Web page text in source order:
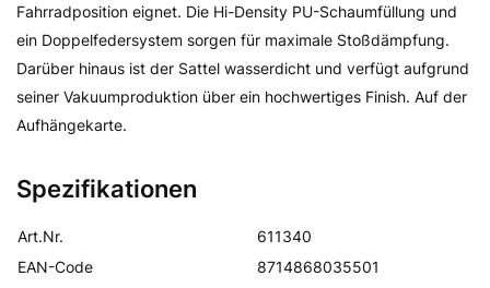
Spezifikationen
Art.Nr.
611340
EAN-Code
8714868035501
Fahrradposition eignet. Die Hi-Density PU-Schaumfüllung und
ein Doppelfedersystem sorgen für maximale Stoßdämpfung.
Darüber hinaus ist der Sattel wasserdicht und verfügt aufgrund
seiner Vakuumproduktion über ein hochwertiges Finish. Auf der
Aufhängekarte.